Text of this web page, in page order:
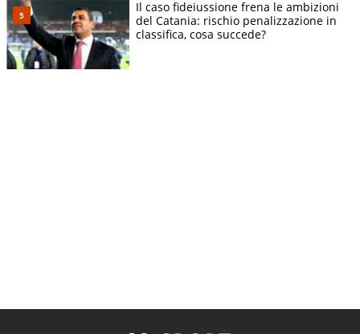
Il caso fideiussione frena le ambizioni
del Catania: rischio penalizzazione in
classifica, cosa succede?